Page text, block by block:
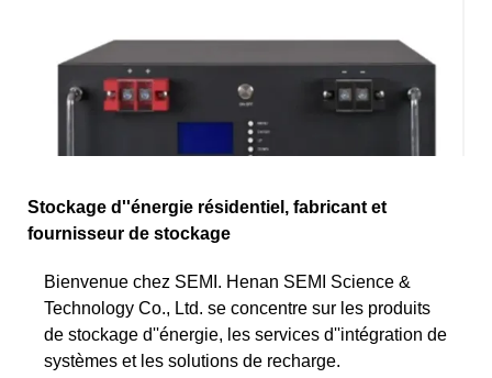
Stockage d''énergie résidentiel, fabricant et
fournisseur de stockage
Bienvenue chez SEMI. Henan SEMI Science &
Technology Co., Ltd. se concentre sur les produits
de stockage d''énergie, les services d''intégration de
systèmes et les solutions de recharge.